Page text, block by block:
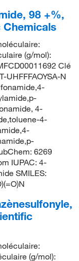
98 +%,
(g/mol):
Clé
UHFFFAOYSA-N
4-
4-
6269
IUPAC: 4-
SMILES:
(g/mol):